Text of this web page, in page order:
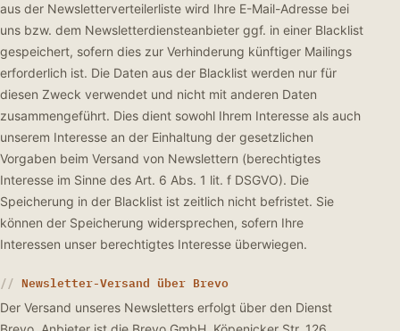
aus der Newsletterverteilerliste wird Ihre E-Mail-Adresse bei
uns bzw. dem Newsletterdiensteanbieter ggf. in einer Blacklist
gespeichert, sofern dies zur Verhinderung künftiger Mailings
erforderlich ist. Die Daten aus der Blacklist werden nur für
diesen Zweck verwendet und nicht mit anderen Daten
zusammengeführt. Dies dient sowohl Ihrem Interesse als auch
unserem Interesse an der Einhaltung der gesetzlichen
Vorgaben beim Versand von Newslettern (berechtigtes
Interesse im Sinne des Art. 6 Abs. 1 lit. f DSGVO). Die
Speicherung in der Blacklist ist zeitlich nicht befristet. Sie
können der Speicherung widersprechen, sofern Ihre
Interessen unser berechtigtes Interesse überwiegen.
Newsletter-Versand über Brevo
Der Versand unseres Newsletters erfolgt über den Dienst